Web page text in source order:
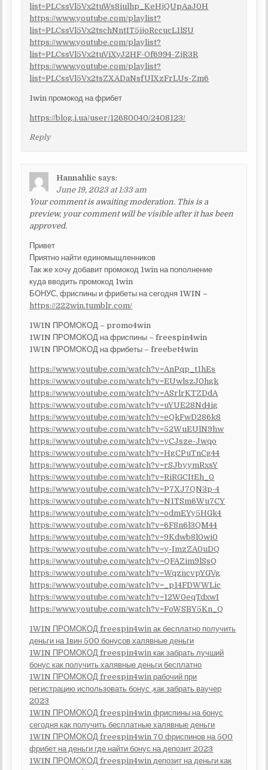
list=PLCssVl5Vx2tuWs8iulhp_KeHjQUpAaJ0H
https://www.youtube.com/playlist?
list=PLCssVl5Vx2tschNntIT5jjoRccucL1lSU
https://www.youtube.com/playlist?
list=PLCssVl5Vx2tuViXyJ2HF-Of6994-ZjR3R
https://www.youtube.com/playlist?
list=PLCssVl5Vx2tsZXADaNsfUlXzFrLUs-Zm6
1win промокод на фрибет
https://blog.i.ua/user/12680040/2408123/
Reply
Hannahlic says:
June 19, 2023 at 1:33 am
Your comment is awaiting moderation. This is a
preview, your comment will be visible after it has been
approved.
Привет
Приятно найти единомыщленников
Так же хочу добавит промокод 1win на пополнение
куда вводить промокод 1win
БОНУС, фриспины и фрибеты на сегодня 1WIN –
https://222win.tumblr.com/
1WIN ПРОМОКОД – promo4win
1WIN ПРОМОКОД на фриспины – freespin4win
1WIN ПРОМОКОД на фрибеты – freebet4win
https://www.youtube.com/watch?v=AnPqp_t1hEs
https://www.youtube.com/watch?v=EUwlszJ0hgk
https://www.youtube.com/watch?v=ASrlrKTZDdA
https://www.youtube.com/watch?v=uYUE28Nd4ig
https://www.youtube.com/watch?v=eQkFwD286k8
https://www.youtube.com/watch?v=52WuEUlN9hw
https://www.youtube.com/watch?v=yCJsze-Jwqo
https://www.youtube.com/watch?v=HgCPuTnCg44
https://www.youtube.com/watch?v=rSJbyymRxsY
https://www.youtube.com/watch?v=RiRGCItEh_0
https://www.youtube.com/watch?v=P7XJ7QN3p-4
https://www.youtube.com/watch?v=N1TSm6Wu7CY
https://www.youtube.com/watch?v=odmEYy5HGk4
https://www.youtube.com/watch?v=6F8n6l3QM44
https://www.youtube.com/watch?v=9Kdwb8l0wi0
https://www.youtube.com/watch?v=y-ImzZA0uDQ
https://www.youtube.com/watch?v=QFAZim9lSsQ
https://www.youtube.com/watch?v=WqzncvpYGVg
https://www.youtube.com/watch?v=_p14FDWWLic
https://www.youtube.com/watch?v=12W0eqTdxwI
https://www.youtube.com/watch?v=FoWSBY5Kn_Q
1WIN ПРОМОКОД freespin4win ак бесплатно получить
деньги на 1вин 500 бонусов халявные деньги
1WIN ПРОМОКОД freespin4win как забрать лучший
бонус как получить халявные деньги бесплатно
1WIN ПРОМОКОД freespin4win рабочий при
регистрацию использовать бонус ,как забрать ваучер
2023
1WIN ПРОМОКОД freespin4win фриспины на бонус
сегодня как получить бесплатные халявные деньги
1WIN ПРОМОКОД freespin4win 70 фриспинов на 500
фрибет на деньги где найти бонус на депозит 2023
1WIN ПРОМОКОД freespin4win депозит на деньги как